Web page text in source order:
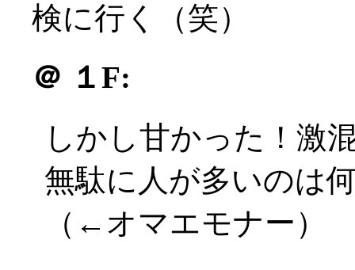
検に行く（笑）
＠ １F:
しかし甘かった！激
無駄に人が多いのは
（←オマエモナー）